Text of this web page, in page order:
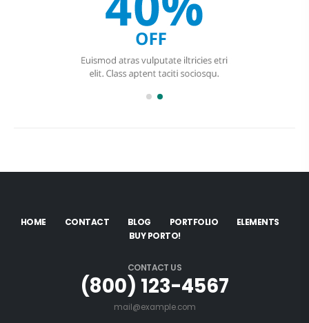
HOME CONTACT BLOG PORTFOLIO
ELEMENTS
BUY PORTO!
CONTACT US
(800) 123-4567
mail@example.com